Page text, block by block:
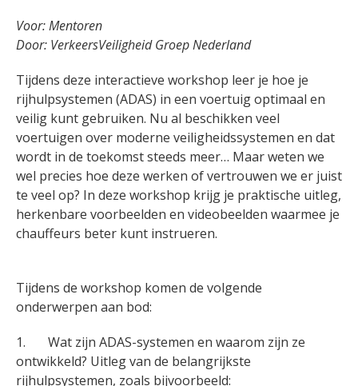
Voor: Mentoren
Door: VerkeersVeiligheid Groep Nederland
Tijdens deze interactieve workshop leer je hoe je
rijhulpsystemen (ADAS) in een voertuig optimaal en
veilig kunt gebruiken. Nu al beschikken veel
voertuigen over moderne veiligheidssystemen en dat
wordt in de toekomst steeds meer… Maar weten we
wel precies hoe deze werken of vertrouwen we er juist
te veel op? In deze workshop krijg je praktische uitleg,
herkenbare voorbeelden en videobeelden waarmee je
chauffeurs beter kunt instrueren.
Tijdens de workshop komen de volgende
onderwerpen aan bod:
1. Wat zijn ADAS-systemen en waarom zijn ze
ontwikkeld? Uitleg van de belangrijkste
rijhulpsystemen, zoals bijvoorbeeld: